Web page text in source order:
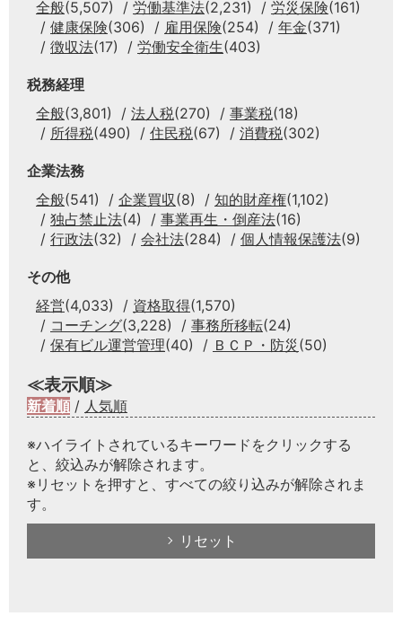
全般(5,507) 労働基準法(2,231) 労災保険(161)
健康保険(306) 雇用保険(254) 年金(371)
徴収法(17) 労働安全衛生(403)
税務経理
全般(3,801) 法人税(270) 事業税(18)
所得税(490) 住民税(67) 消費税(302)
企業法務
全般(541) 企業買収(8) 知的財産権(1,102)
独占禁止法(4) 事業再生・倒産法(16)
行政法(32) 会社法(284) 個人情報保護法(9)
その他
経営(4,033) 資格取得(1,570)
コーチング(3,228) 事務所移転(24)
保有ビル運営管理(40) ＢＣＰ・防災 (50)
≪表示順≫
新着順 / 人気順
※ハイライトされているキーワードをクリックする
と、絞込みが解除されます。
※リセットを押すと、すべての絞り込みが解除されま
す。
リセット